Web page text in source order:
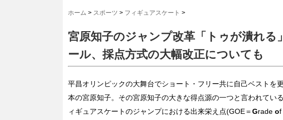
ホーム > スポーツ > フィギュアスケート >
宮原知子のジャンプ改革「トゥが潰れ
ール、採点方式の大幅改正についても
平昌オリンピックの大舞台でショート・フリー共に自己ベストを
本の宮原知子。その宮原知子の大きな得点源の一つと言われてい
ィギュアスケートのジャンプにおける出来栄え点(GOE＝Grade of